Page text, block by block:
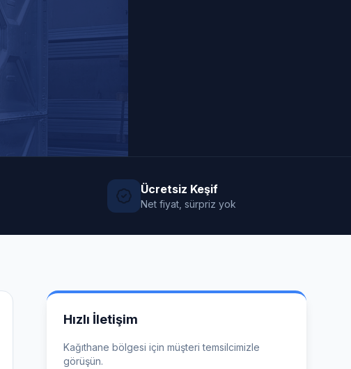
Ücretsiz Keşif
Net fiyat, sürpriz yok
Hızlı İletişim
Kağıthane bölgesi için müşteri temsilcimizle
görüşün.